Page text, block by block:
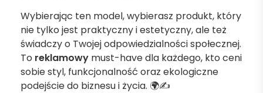
Wybierając ten model, wybierasz produkt, który
nie tylko jest praktyczny i estetyczny, ale też
świadczy o Twojej odpowiedzialności społecznej.
To reklamowy must-have dla każdego, kto ceni
sobie styl, funkcjonalność oraz ekologiczne
podejście do biznesu i życia. 🌍✍️